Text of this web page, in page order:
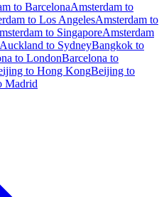
to BarcelonaAmsterdam to
to Los AngelesAmsterdam to
to SingaporeAmsterdam
Auckland to SydneyBangkok to
to LondonBarcelona to
to Hong KongBeijing to
Madrid